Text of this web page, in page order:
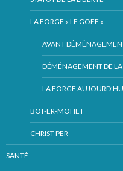
LA FORGE « LE GOFF «
AVANT
DÉMÉNAGEMENT DE
LA FORGE
BOT-ER-MOHET
CHRIST PER
SANTÉ